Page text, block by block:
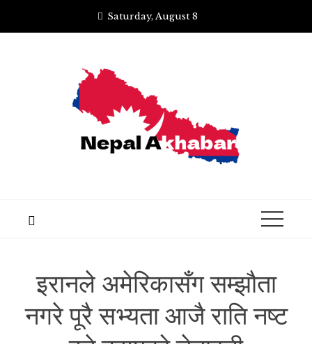
Saturday, August 8
इरानले अमेरिकासँग सम्झौता
नगरे पूरै सभ्यता आजै राति नष्ट